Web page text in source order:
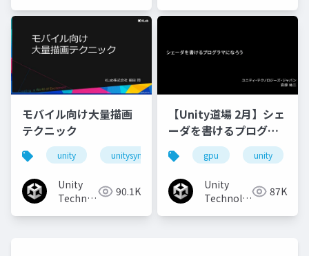
モバイル向け大量描画
テクニック
unity unitysync
Unity
Technologies90.1K
【Unity道場 2月】シェ
ーダを書けるプログラ
マになろう
gpu unity
Unity
Technologies 87K